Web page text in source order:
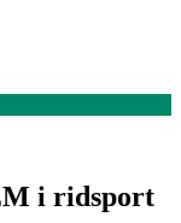
i ridsport